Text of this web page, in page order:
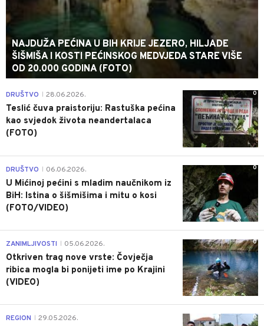
NAJDUŽA PEĆINA U BIH KRIJE JEZERO, HILJADE
ŠIŠMIŠA I KOSTI PEĆINSKOG MEDVJEDA STARE VIŠE
OD 20.000 GODINA (FOTO)
0
DRUŠTVO 28.06.2026.
Teslić čuva praistoriju: Rastuška pećina
kao svjedok života neandertalaca
(FOTO)
0
DRUŠTVO 06.06.2026.
U Mićinoj pećini s mladim naučnikom iz
BiH: Istina o šišmišima i mitu o kosi
(FOTO/VIDEO)
0
ZANIMLJIVOSTI 05.06.2026.
Otkriven trag nove vrste: Čovječja
ribica mogla bi ponijeti ime po Krajini
(VIDEO)
0
REGION 29.05.2026.